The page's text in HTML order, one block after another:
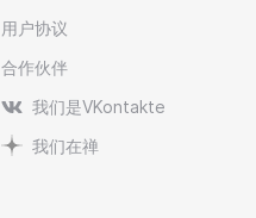
用户协议
合作伙伴
我们是VKontakte
我们在禅